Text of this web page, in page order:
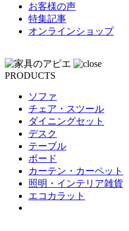
お客様の声
特集記事
オンラインショップ
PRODUCTS
ソファ
チェア・スツール
ダイニングセット
デスク
テーブル
ボード
カーテン・カーペット
照明・インテリア雑貨
エコカラット